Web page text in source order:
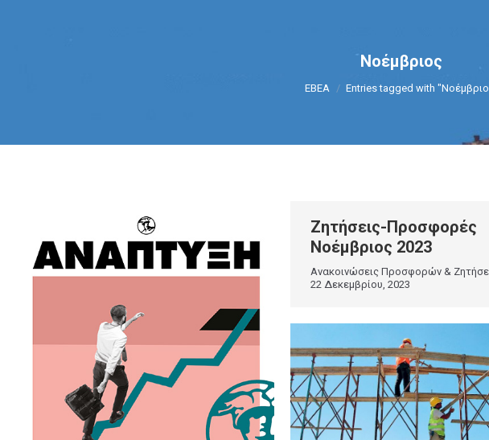
Νοέμβριος
You are here:
ΕΒΕΑ Entries tagged with
Ζητήσεις-Προσφορές
Νοέμβριος 2023
Ανακοινώσεις Προσφορών &
22 Δεκεμβρίου, 2023